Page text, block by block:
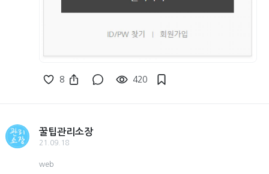
8 420
꿀팁관리소장
21.09.18
web